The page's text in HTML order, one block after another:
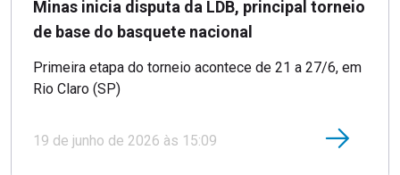
Minas inicia disputa da LDB, principal torneio
de base do basquete nacional
Primeira etapa do torneio acontece de 21 a 27/6, em
Rio Claro (SP)
19 de junho de 2026 às 15:09